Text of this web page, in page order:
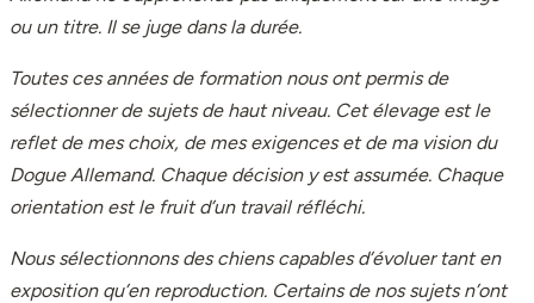
ou un titre. Il se juge dans la durée.
Toutes ces années de formation nous ont permis de
sélectionner de sujets de haut niveau. Cet élevage est le
reflet de mes choix, de mes exigences et de ma vision du
Dogue Allemand. Chaque décision y est assumée. Chaque
orientation est le fruit d’un travail réfléchi.
Nous sélectionnons des chiens capables d’évoluer tant en
exposition qu’en reproduction. Certains de nos sujets n’ont